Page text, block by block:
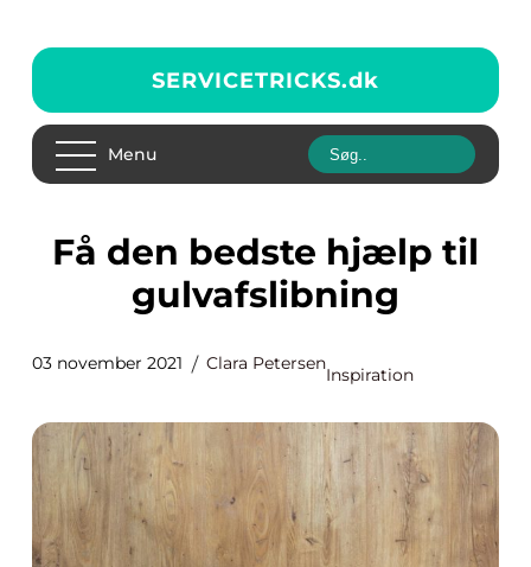
SERVICETRICKS.dk
Menu
Få den bedste hjælp til
gulvafslibning
03 november 2021 Clara Petersen
Inspiration